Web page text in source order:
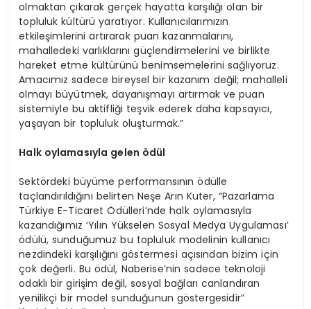
olmaktan çıkarak gerçek hayatta karşılığı olan bir
topluluk kültürü yaratıyor. Kullanıcılarımızın
etkileşimlerini artırarak puan kazanmalarını,
mahalledeki varlıklarını güçlendirmelerini ve birlikte
hareket etme kültürünü benimsemelerini sağlıyoruz.
Amacımız sadece bireysel bir kazanım değil; mahalleli
olmayı büyütmek, dayanışmayı artırmak ve puan
sistemiyle bu aktifliği teşvik ederek daha kapsayıcı,
yaşayan bir topluluk oluşturmak.”
Halk oylamasıyla gelen ödül
Sektördeki büyüme performansının ödülle
taçlandırıldığını belirten Neşe Arın Kuter, “Pazarlama
Türkiye E-Ticaret Ödülleri’nde halk oylamasıyla
kazandığımız ‘Yılın Yükselen Sosyal Medya Uygulaması’
ödülü, sunduğumuz bu topluluk modelinin kullanıcı
nezdindeki karşılığını göstermesi açısından bizim için
çok değerli. Bu ödül, Naberise’nin sadece teknoloji
odaklı bir girişim değil, sosyal bağları canlandıran
yenilikçi bir model sunduğunun göstergesidir”